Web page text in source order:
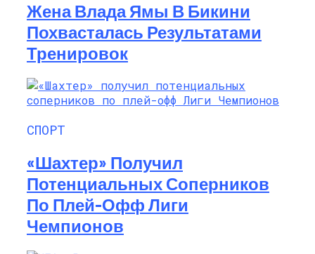
Жена Влада Ямы В Бикини
Похвасталась Результатами
Тренировок
СПОРТ
«Шахтер» Получил
Потенциальных Соперников
По Плей-Офф Лиги
Чемпионов